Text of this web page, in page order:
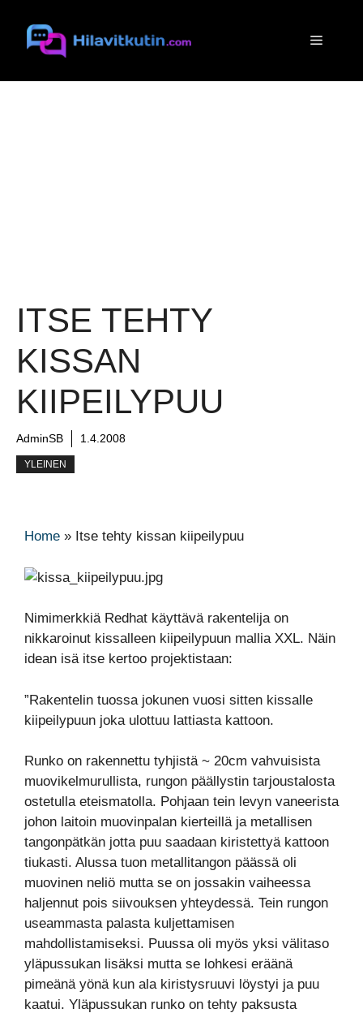
sisältöön
Valikko
ITSE TEHTY
KISSAN
KIIPEILYPUU
AdminSB 1.4.2008
YLEINEN
Home » Itse tehty kissan kiipeilypuu
Nimimerkkiä Redhat käyttävä rakentelija on
nikkaroinut kissalleen kiipeilypuun mallia XXL. Näin
idean isä itse kertoo projektistaan:
”Rakentelin tuossa jokunen vuosi sitten kissalle
kiipeilypuun joka ulottuu lattiasta kattoon.
Runko on rakennettu tyhjistä ~ 20cm vahvuisista
muovikelmurullista, rungon päällystin tarjoustalosta
ostetulla eteismatolla. Pohjaan tein levyn vaneerista
johon laitoin muovinpalan kierteillä ja metallisen
tangonpätkän jotta puu saadaan kiristettyä kattoon
tiukasti. Alussa tuon metallitangon päässä oli
muovinen neliö mutta se on jossakin vaiheessa
haljennut pois siivouksen yhteydessä. Tein rungon
useammasta palasta kuljettamisen
mahdollistamiseksi. Puussa oli myös yksi välitaso
yläpussukan lisäksi mutta se lohkesi eräänä
pimeänä yönä kun ala kiristysruuvi löystyi ja puu
kaatui. Yläpussukan runko on tehty paksusta